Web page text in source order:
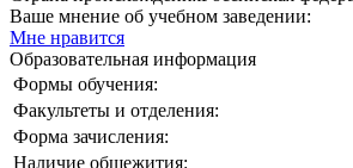
Ваше мнение об учебном заведении:
Мне нравится
Образовательная информация
Формы обучения:
Факультеты и отделения:
Форма зачисления:
Наличие общежития: